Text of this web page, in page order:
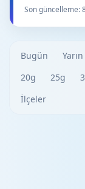
Son güncelleme:
Bugün Yarın
20g
25g
İlçeler